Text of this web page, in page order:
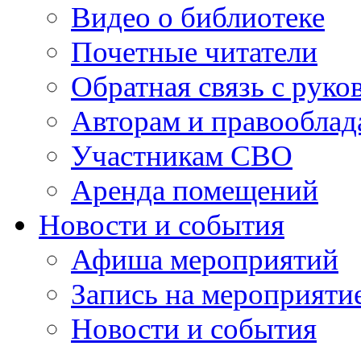
Видео о библиотеке
Почетные читатели
Обратная связь с
Авторам и
Участникам СВО
Аренда помещений
Новости и события
Афиша мероприятий
Запись на
Новости и события